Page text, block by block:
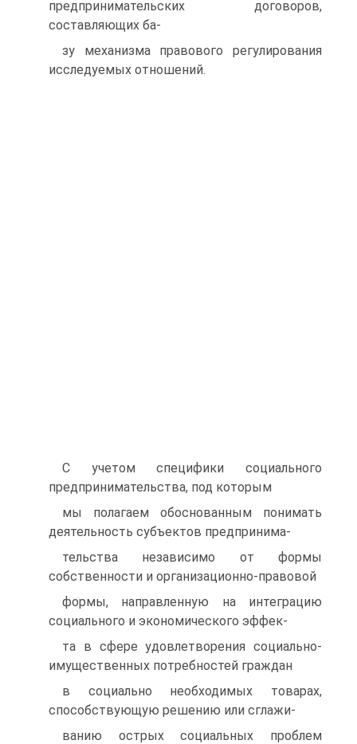
предпринимательских договоров,
составляющих ба-
зу механизма правового регулирования
исследуемых отношений.
С учетом специфики социального
предпринимательства, под которым
мы полагаем обоснованным понимать
деятельность субъектов предпринима-
тельства независимо от формы
собственности и организационно-правовой
формы, направленную на интеграцию
социального и экономического эффек-
та в сфере удовлетворения социально-
имущественных потребностей граждан
в социально необходимых товарах,
способствующую решению или сглажи-
ванию острых социальных проблем